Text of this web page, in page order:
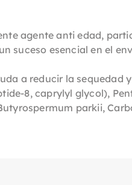
agente anti edad,
suceso esencial en el
a reducir la sequedad
8, caprylyl glycol),
parkii,